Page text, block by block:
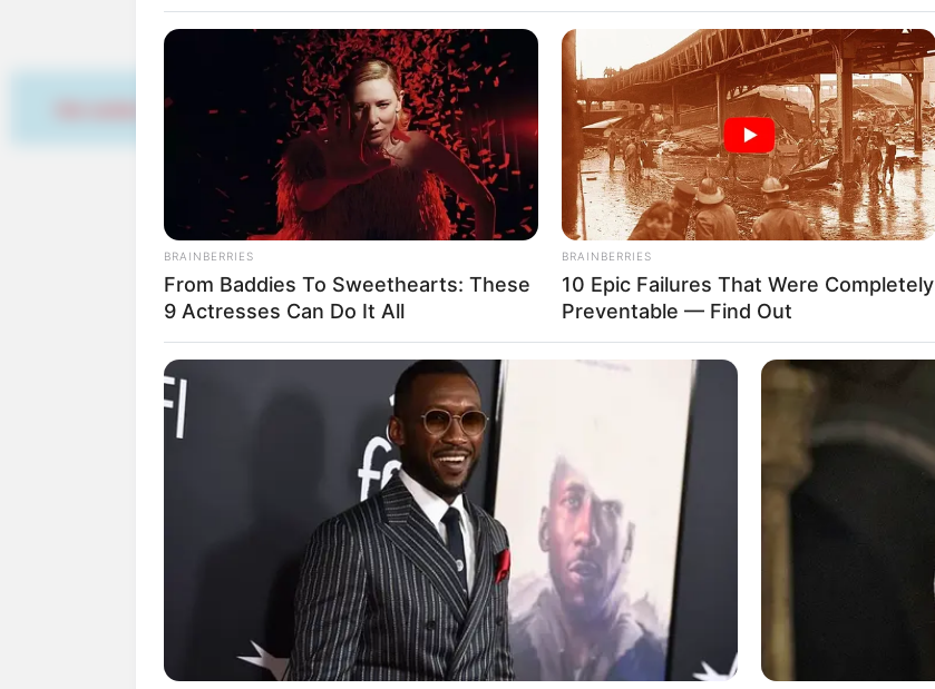
Kindergeburtstag feiern
Schlösser und Burgen in und um Edenkoben
Tagesausflugsziele für Edenkoben
Bademöglichkeiten
Wandern
Kinoprogramm
Angebote für Behinderte
Aussichtstürme
Kletterparks
Tier- und Zooparks
Ausflug mit der Bahn
Geführte Radtouren mit dem ADFC
Hotel Edenkoben hierbuchen
Deutschlandweit Veranstaltung kostenlos eintragen:
BRAINBERRIES
From Baddies To Sweethearts: These
9 Actresses Can Do It All
BRAINBERRIES
10 Epic Failures That Were Completely
Preventable — Find Out